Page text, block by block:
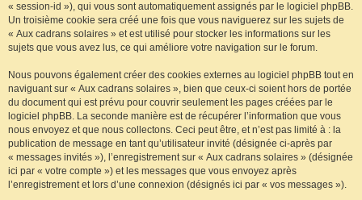
« session-id »), qui vous sont automatiquement assignés par le logiciel phpBB.
Un troisième cookie sera créé une fois que vous naviguerez sur les sujets de
« Aux cadrans solaires » et est utilisé pour stocker les informations sur les
sujets que vous avez lus, ce qui améliore votre navigation sur le forum.
Nous pouvons également créer des cookies externes au logiciel phpBB tout en
naviguant sur « Aux cadrans solaires », bien que ceux-ci soient hors de portée
du document qui est prévu pour couvrir seulement les pages créées par le
logiciel phpBB. La seconde manière est de récupérer l’information que vous
nous envoyez et que nous collectons. Ceci peut être, et n’est pas limité à : la
publication de message en tant qu’utilisateur invité (désignée ci-après par
« messages invités »), l’enregistrement sur « Aux cadrans solaires » (désignée
ici par « votre compte ») et les messages que vous envoyez après
l’enregistrement et lors d’une connexion (désignés ici par « vos messages »).